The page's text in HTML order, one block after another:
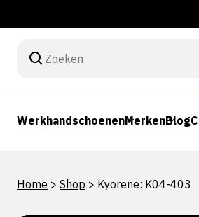
WerkhandschoenenMerkenBlog
Home > Shop > Kyorene: K04-403